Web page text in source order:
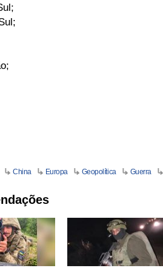
China Europa Geopolítica Guerra